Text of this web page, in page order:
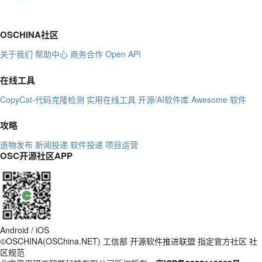
OSCHINA社区
关于我们 帮助中心 商务合作 Open API
在线工具
CopyCat-代码克隆检测 实用在线工具 开源/AI软件库 Awesome 软件
攻略
造物发布 新闻投递 软件投递 项目运营
OSC开源社区APP
Android / iOS
©OSCHINA(OSChina.NET) 工信部 开源软件推进联盟 指定官方社区 社
区规范